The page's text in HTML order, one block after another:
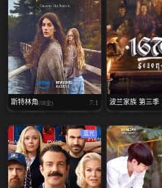
斯特林角(08全) 7.1 波兰家族 第三季
蓝光